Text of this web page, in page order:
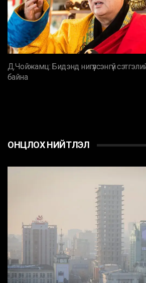
Д.Чойжамц: Бидэнд нигүүлсэнгүй
байна
ОНЦЛОХ НИЙТЛЭЛ